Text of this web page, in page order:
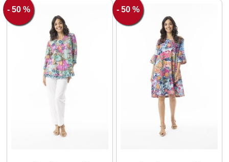
- 50 % - 50 %